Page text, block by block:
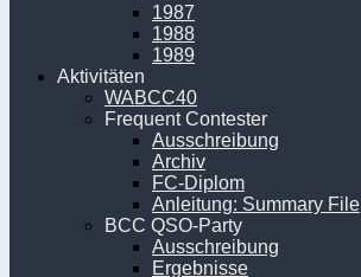
1987
1988
1989
Aktivitäten
WABCC40
Frequent Contester
Ausschreibung
Archiv
FC-Diplom
Anleitung: Summary File
BCC QSO-Party
Ausschreibung
Ergebnisse